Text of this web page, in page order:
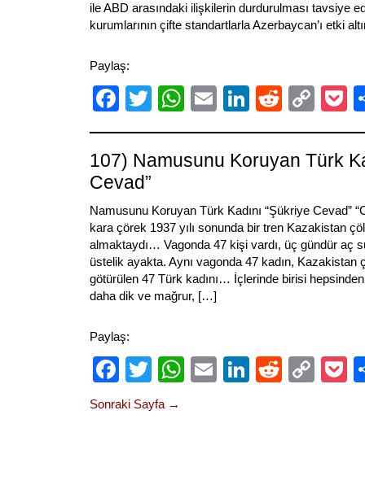
ile ABD arasındaki ilişkilerin durdurulması tavsiye
kurumlarının çifte standartlarla Azerbaycan’ı etki
Paylaş:
Facebook
TwitterWhatsApp
EmailLinkedIn
Reddit
Link
107) Namusunu Koruyan Türk
Cevad”
Namusunu Koruyan Türk Kadını “Şükriye Cevad”
kara çörek 1937 yılı sonunda bir tren Kazakistan
almaktaydı… Vagonda 47 kişi vardı, üç gündür aç
üstelik ayakta. Aynı vagonda 47 kadın, Kazakistan
götürülen 47 Türk kadını… İçlerinde birisi hepsinden
daha dik ve mağrur, […]
Paylaş:
Facebook
TwitterWhatsApp
EmailLinkedIn
Reddit
Sonraki Sayfa →